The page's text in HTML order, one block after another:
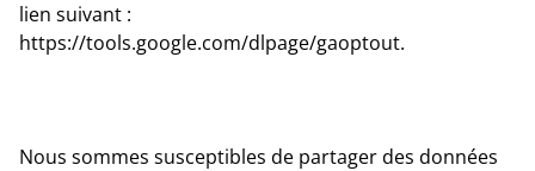
lien suivant :
https://tools.google.com/dlpage/gaoptout.
Nous sommes susceptibles de partager des données